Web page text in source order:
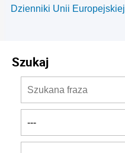
Dzienniki Unii Europejskiej
Szukaj